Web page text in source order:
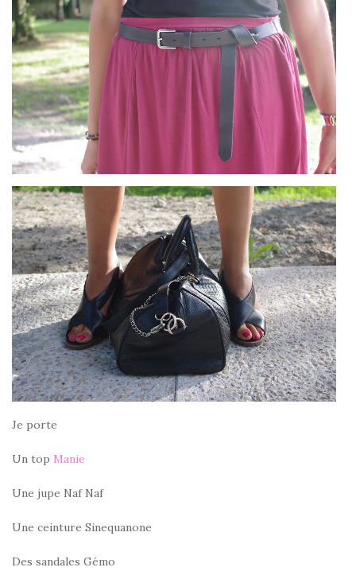
Je porte
Un top Manie
Une jupe Naf Naf
Une ceinture Sinequanone
Des sandales Gémo